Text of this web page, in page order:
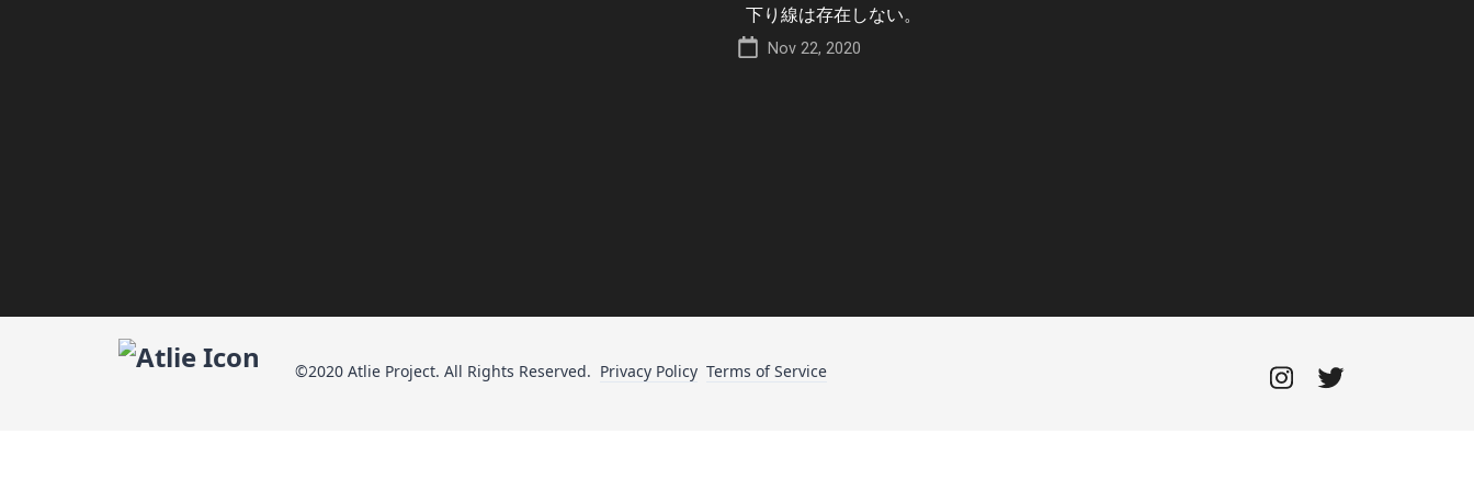
下り線は存在しない。
Nov 22, 2020
©2020 Atlie Project. All Rights Reserved. Privacy Policy Terms of Service